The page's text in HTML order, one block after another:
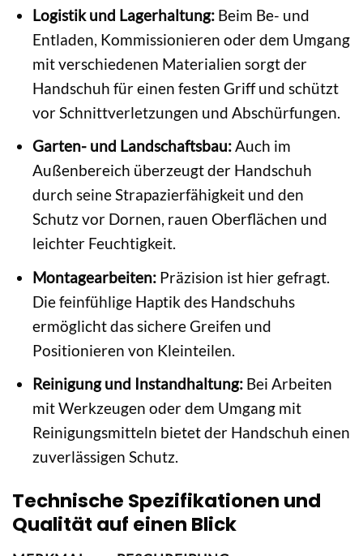
Logistik und Lagerhaltung:Beim Be- und
Entladen, Kommissionieren oder dem Umgang
mit verschiedenen Materialien sorgt der
Handschuh für einen festen Griff und schützt
vor Schnittverletzungen und Abschürfungen.
Garten- und Landschaftsbau:Auch im
Außenbereich überzeugt der Handschuh
durch seine Strapazierfähigkeit und den
Schutz vor Dornen, rauen Oberflächen und
leichter Feuchtigkeit.
Montagearbeiten:Präzision ist hier gefragt.
Die feinfühlige Haptik des Handschuhs
ermöglicht das sichere Greifen und
Positionieren von Kleinteilen.
Reinigung und Instandhaltung:Bei Arbeiten
mit Werkzeugen oder dem Umgang mit
Reinigungsmitteln bietet der Handschuh einen
zuverlässigen Schutz.
Technische Spezifikationen und
Qualität auf einen Blick